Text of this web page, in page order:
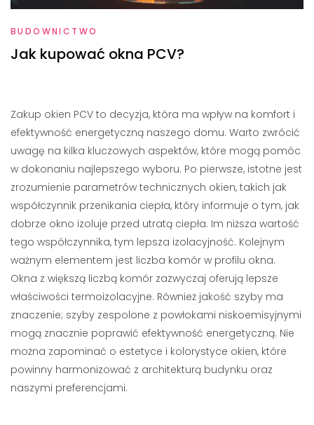
BUDOWNICTWO
Jak kupować okna PCV?
Zakup okien PCV to decyzja, która ma wpływ na komfort i
efektywność energetyczną naszego domu. Warto zwrócić
uwagę na kilka kluczowych aspektów, które mogą pomóc
w dokonaniu najlepszego wyboru. Po pierwsze, istotne jest
zrozumienie parametrów technicznych okien, takich jak
współczynnik przenikania ciepła, który informuje o tym, jak
dobrze okno izoluje przed utratą ciepła. Im niższa wartość
tego współczynnika, tym lepsza izolacyjność. Kolejnym
ważnym elementem jest liczba komór w profilu okna.
Okna z większą liczbą komór zazwyczaj oferują lepsze
właściwości termoizolacyjne. Również jakość szyby ma
znaczenie; szyby zespolone z powłokami niskoemisyjnymi
mogą znacznie poprawić efektywność energetyczną. Nie
można zapominać o estetyce i kolorystyce okien, które
powinny harmonizować z architekturą budynku oraz
naszymi preferencjami.